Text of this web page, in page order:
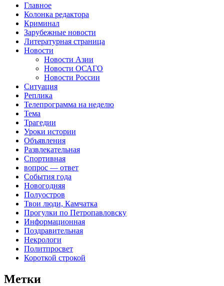
Главное
Колонка редактора
Криминал
Зарубежные новости
Литературная страница
Новости
Новости Азии
Новости ОСАГО
Новости России
Ситуация
Реплика
Телепрограмма на неделю
Тема
Трагедии
Уроки истории
Объявления
Развлекательная
Спортивная
вопрос — ответ
События года
Новогодняя
Полуостров
Твои люди, Камчатка
Прогулки по Петропавловску
Информационная
Поздравительная
Некрологи
Политпросвет
Короткой строкой
Метки